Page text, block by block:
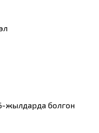
жылдарда болгон